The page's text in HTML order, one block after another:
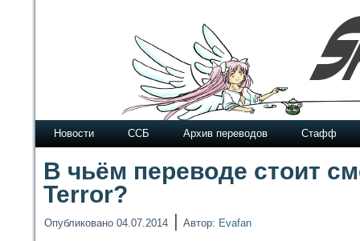
Новости ССБ Архив переводов Стафф
В чьём переводе стоит
Terror?
Опубликовано 04.07.2014 | Автор: Evafan